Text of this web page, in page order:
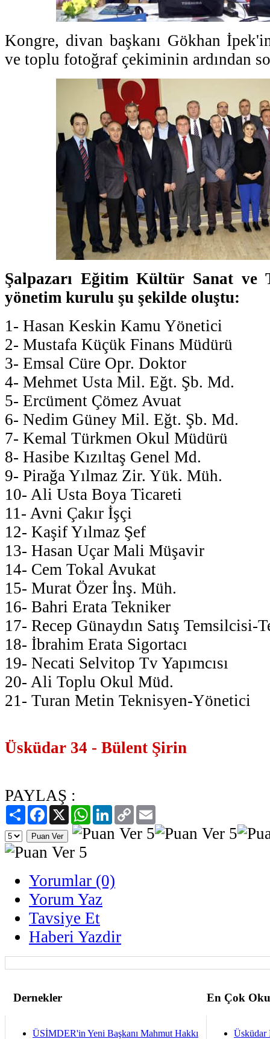
Kongre, divan başkanı Gökhan
ve toplu fotoğraf çekiminin ardından
Şalpazarı Eğitim Kültür Sanat ve
yönetim kurulu şu şekilde oluştu:
1- Hasan Keskin Kamu Yönetici
2- Mustafa Küçük Finans Müdürü
3- Emsal Cüre Opr. Doktor
4- Mehmet Usta Mil. Eğt. Şb. Md.
5- Ercüment Çömez Avuat
6- Nedim Güney Mil. Eğt. Şb. Md.
7- Kemal Türkmen Okul Müdürü
8- Hasibe Kızıltaş Genel Md.
9- Pirağa Yılmaz Zir. Yük. Müh.
10- Ali Usta Boya Ticareti
11- Avni Çakır İşçi
12- Kaşif Yılmaz Şef
13- Hasan Uçar Mali Müşavir
14- Cem Tokal Avukat
15- Murat Özer İnş. Müh.
16- Bahri Erata Tekniker
17- Recep Günaydın Satış Temsilcisi-
18- İbrahim Erata Sigortacı
19- Necati Selvitop Tv Yapımcısı
20- Ali Toplu Okul Müd.
21- Turan Metin Teknisyen-Yönetici
Üsküdar 34 - Bülent Şirin
PAYLAŞ :
PaylaşFacebook
X WhatsAppLinkedIn
Copy
Link
Yorumlar (0)
Yorum Yaz
Tavsiye Et
Haberi Yazdir
Dernekler En Çok
ÜSİMDER'in Yeni Başkanı Mahmut Hakkı
Üsküdar